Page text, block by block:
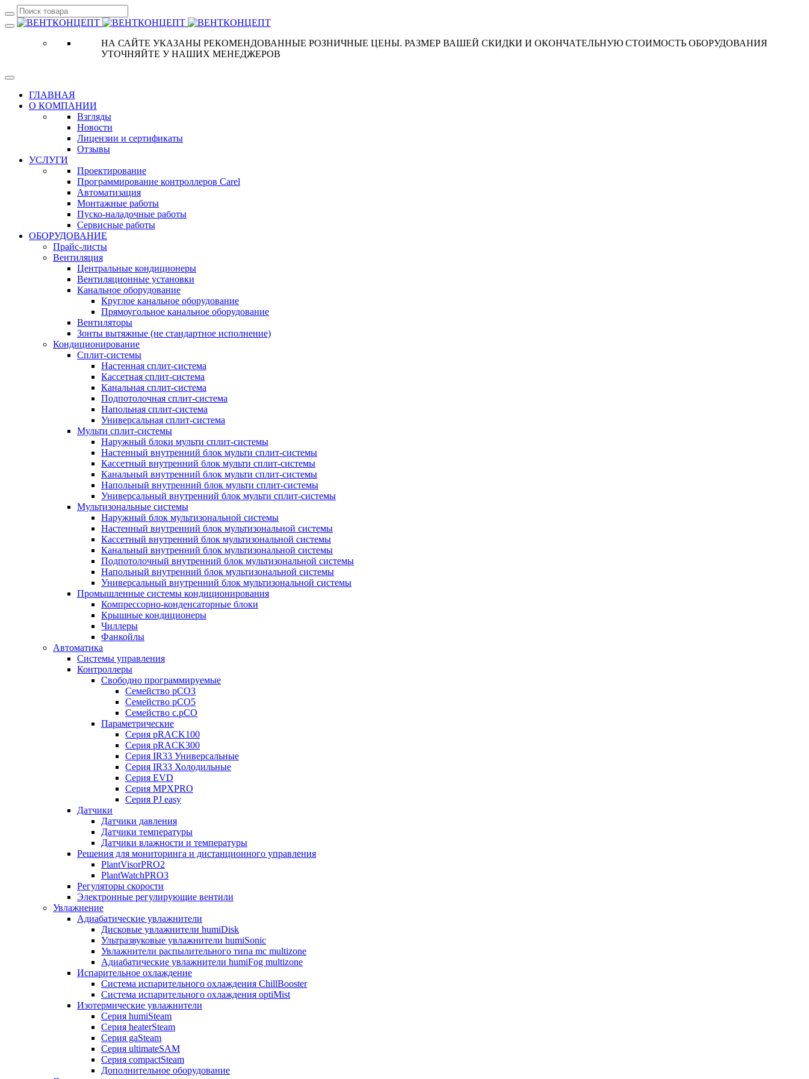
НА САЙТЕ УКАЗАНЫ РЕКОМЕНДОВАННЫЕ РОЗНИЧНЫЕ ЦЕНЫ. РАЗМЕР ВАШЕЙ СКИДКИ И ОКОНЧАТЕЛЬНУЮ СТОИМОСТЬ ОБОРУДОВАНИЯ
УТОЧНЯЙТЕ У НАШИХ МЕНЕДЖЕРОВ
ГЛАВНАЯ
О КОМПАНИИ
Взгляды
Новости
Лицензии и сертификаты
Отзывы
УСЛУГИ
Проектирование
Программирование контроллеров Carel
Автоматизация
Монтажные работы
Пуско-наладочные работы
Сервисные работы
ОБОРУДОВАНИЕ
Прайс-листы
Вентиляция
Центральные кондиционеры
Вентиляционные установки
Канальное оборудование
Круглое канальное оборудование
Прямоугольное канальное оборудование
Вентиляторы
Зонты вытяжные (не стандартное исполнение)
Кондиционирование
Сплит-системы
Настенная сплит-система
Кассетная сплит-система
Канальная сплит-система
Подпотолочная сплит-система
Напольная сплит-система
Универсальная сплит-система
Мульти сплит-системы
Наружный блоки мульти сплит-системы
Настенный внутренний блок мульти сплит-системы
Кассетный внутренний блок мульти сплит-системы
Канальный внутренний блок мульти сплит-системы
Напольный внутренний блок мульти сплит-системы
Универсальный внутренний блок мульти сплит-системы
Мультизональные системы
Наружный блок мультизональной системы
Настенный внутренний блок мультизональной системы
Кассетный внутренний блок мультизональной системы
Канальный внутренний блок мультизональной системы
Подпотолочный внутренний блок мультизональной системы
Напольный внутренний блок мультизональной системы
Универсальный внутренний блок мультизональной системы
Промышленные системы кондиционирования
Компрессорно-конденсаторные блоки
Крышные кондиционеры
Чиллеры
Фанкойлы
Автоматика
Системы управления
Контроллеры
Свободно программируемые
Семейство pCO3
Семейство pCO5
Семейство c.pCO
Параметрические
Серия pRACK100
Серия pRACK300
Серия IR33 Универсальные
Серия IR33 Холодильные
Серия EVD
Серия MPXPRO
Серия PJ easy
Датчики
Датчики давления
Датчики температуры
Датчики влажности и температуры
Решения для мониторинга и дистанционного управления
PlantVisorPRO2
PlantWatchPRO3
Регуляторы скорости
Электронные регулирующие вентили
Увлажнение
Адиабатические увлажнители
Дисковые увлажнители humiDisk
Ультразвуковые увлажнители humiSonic
Увлажнители распылительного типа mc multizone
Адиабатические увлажнители humiFog multizone
Испарительное охлаждение
Система испарительного охлаждения ChillBooster
Система испарительного охлаждения optiMist
Изотермические увлажнители
Серия humiSteam
Серия heaterSteam
Серия gaSteam
Серия ultimateSAM
Серия compactSteam
Дополнительное оборудование